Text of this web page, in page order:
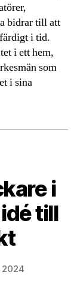
bidrar till att
i tid.
i ett hem,
som
i sina
i
till
2024